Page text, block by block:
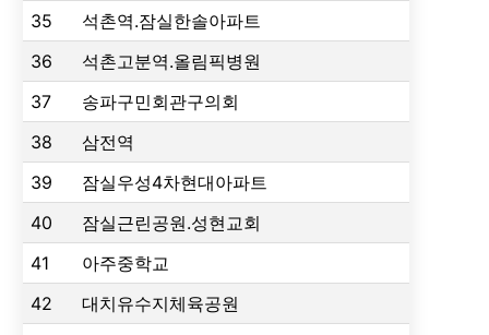
35
석촌역.잠실한솔아파트
36
석촌고분역.올림픽병원
37
송파구민회관구의회
38
삼전역
39
잠실우성4차현대아파트
40
잠실근린공원.성현교회
41
아주중학교
42
대치유수지체육공원